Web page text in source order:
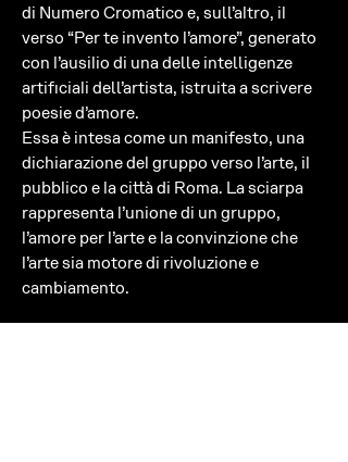
di Numero Cromatico e, sull’altro, il
verso “Per te invento l’amore”, generato
con l’ausilio di una delle intelligenze
artificiali dell’artista, istruita a scrivere
poesie d’amore.
Essa è intesa come un manifesto, una
dichiarazione del gruppo verso l’arte, il
pubblico e la città di Roma. La sciarpa
rappresenta l’unione di un gruppo,
l’amore per l’arte e la convinzione che
l’arte sia motore di rivoluzione e
cambiamento.